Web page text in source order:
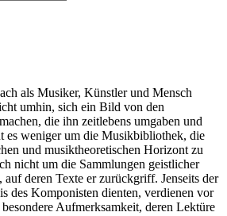
als Musiker, Künstler und Mensch
umhin, sich ein Bild von den
die ihn zeitlebens umgaben und
es weniger um die Musikbibliothek, die
und musiktheoretischen Horizont zu
nicht um die Sammlungen geistlicher
deren Texte er zurückgriff. Jenseits der
des Komponisten dienten, verdienen vor
Aufmerksamkeit, deren Lektüre